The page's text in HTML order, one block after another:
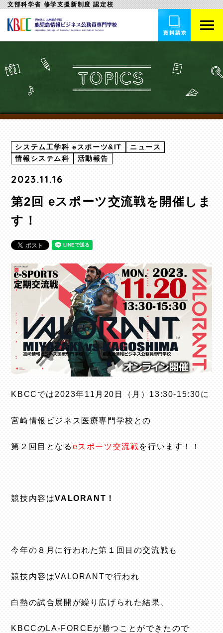
文部科学省 修学支援新制度 認定校
システム工学科 eスポーツ&IT
ニュース
情報システム科
活動報告
2023.11.16
第2回 eスポーツ交流戦を開催しま
す！
KBCCでは2023年11月20日（月）13:30-15:30に
宮崎情報ビジネス医療専門学校との
第２回目となる eスポーツ交流戦を行います！！
競技内容はVALORANT！
今年の８月に行われた第１回目の交流戦も
競技内容はVALORANTで行われ
白熱の試合展開が繰り広げられた結果、
KBCCのLA-FORCEが勝つことができたので